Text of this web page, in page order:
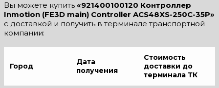
Вы можете купить «921400100120 Контроллер
Inmotion (FE3D main) Controller ACS48XS-250C-35P»
с доставкой и получить в терминале транспортной
компании:
Город
Дата
получения
Стоимость
доставки до
терминала ТК